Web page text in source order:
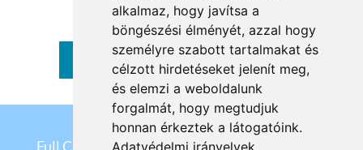
alkalmaz, hogy javítsa a
böngészési élményét, azzal hogy
személyre szabott tartalmakat és
célzott hirdetéseket jelenít meg,
és elemzi a weboldalunk
forgalmát, hogy megtudjuk
honnan érkeztek a látogatóink.
Adatvédelmi irányelvek
12.999 Ft.10.399 Ft.
VISSZA A KATEGÓRIÁKHOZ
Full Cosmetix Kft©